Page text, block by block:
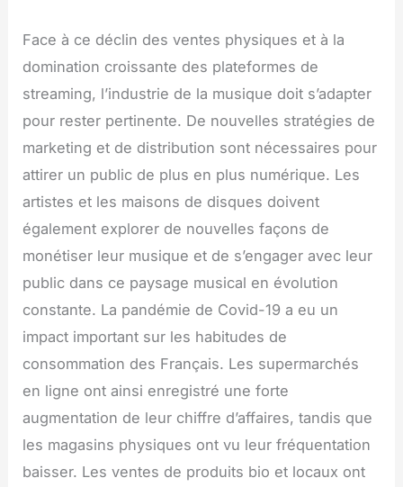
Face à ce déclin des ventes physiques et à la
domination croissante des plateformes de
streaming, l’industrie de la musique doit s’adapter
pour rester pertinente. De nouvelles stratégies de
marketing et de distribution sont nécessaires pour
attirer un public de plus en plus numérique. Les
artistes et les maisons de disques doivent
également explorer de nouvelles façons de
monétiser leur musique et de s’engager avec leur
public dans ce paysage musical en évolution
constante. La pandémie de Covid-19 a eu un
impact important sur les habitudes de
consommation des Français. Les supermarchés
en ligne ont ainsi enregistré une forte
augmentation de leur chiffre d’affaires, tandis que
les magasins physiques ont vu leur fréquentation
baisser. Les ventes de produits bio et locaux ont